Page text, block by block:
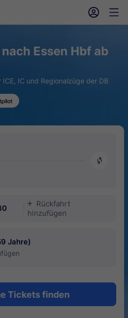
󱎓 󱒨
Essen Hbf ab
IC und Regionalzüge der DB
󰿠
󱅇
Rückfahrt
hinzufügen
Jahre)
Tickets finden